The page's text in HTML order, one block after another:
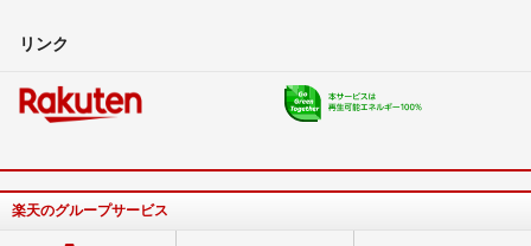
リンク
楽天のグループサービス